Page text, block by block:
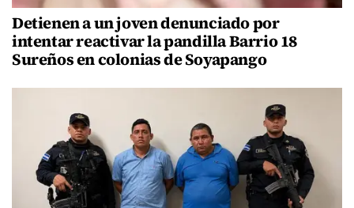
Detienen a un joven denunciado por
intentar reactivar la pandilla Barrio 18
Sureños en colonias de Soyapango